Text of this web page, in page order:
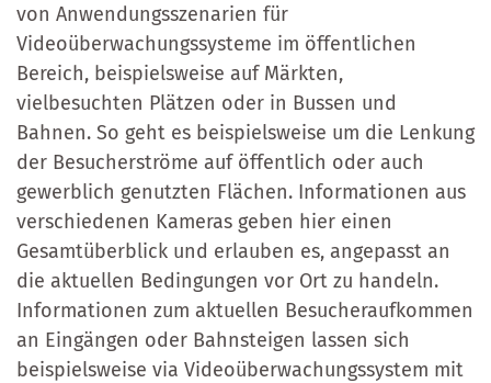
von Anwendungsszenarien für
Videoüberwachungssysteme im öffentlichen
Bereich, beispielsweise auf Märkten,
vielbesuchten Plätzen oder in Bussen und
Bahnen. So geht es beispielsweise um die Lenkung
der Besucherströme auf öffentlich oder auch
gewerblich genutzten Flächen. Informationen aus
verschiedenen Kameras geben hier einen
Gesamtüberblick und erlauben es, angepasst an
die aktuellen Bedingungen vor Ort zu handeln.
Informationen zum aktuellen Besucheraufkommen
an Eingängen oder Bahnsteigen lassen sich
beispielsweise via Videoüberwachungssystem mit